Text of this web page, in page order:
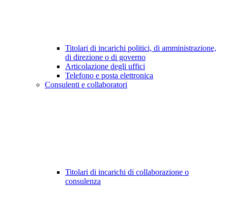
Titolari di incarichi politici, di amministrazione,
di direzione o di governo
Articolazione degli uffici
Telefono e posta elettronica
Consulenti e collaboratori
Titolari di incarichi di collaborazione o
consulenza